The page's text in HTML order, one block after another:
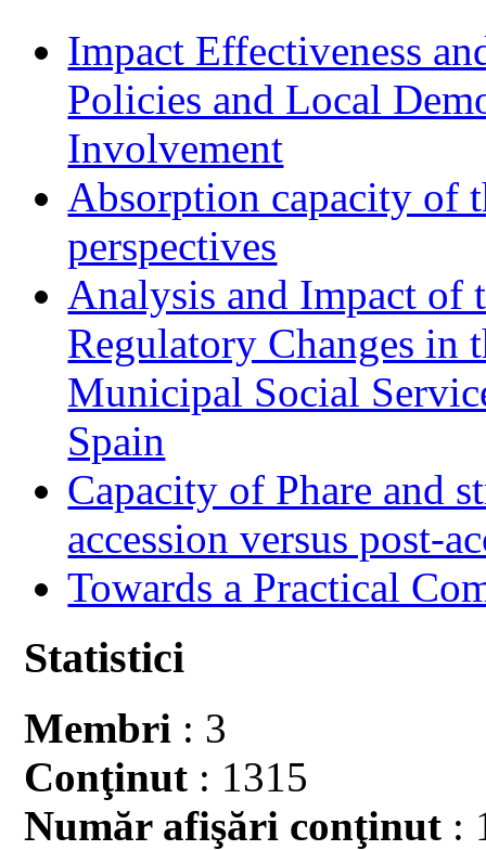
Impact Effectiveness
Policies and Local
Involvement
Absorption capacity of
perspectives
Analysis and Impact of
Regulatory Changes in
Municipal Social
Spain
Capacity of Phare and
accession versus post-
Towards a Practical
Statistici
Membri : 3
Conţinut : 1315
Număr afişări conţinut :